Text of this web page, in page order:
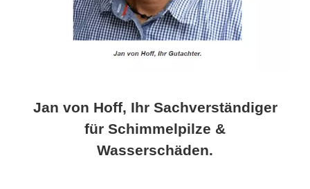
Jan von Hoff, Ihr Sachverständiger
für Schimmelpilze &
Wasserschäden.